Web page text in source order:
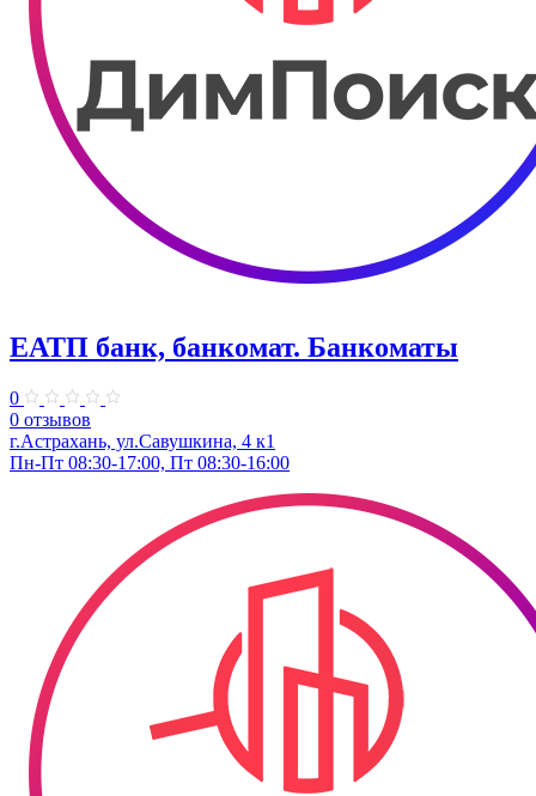
ЕАТП банк, банкомат. Банкоматы
0
0 отзывов
г.Астрахань, ул.Савушкина, 4 к1
Пн-Пт 08:30-17:00, Пт 08:30-16:00